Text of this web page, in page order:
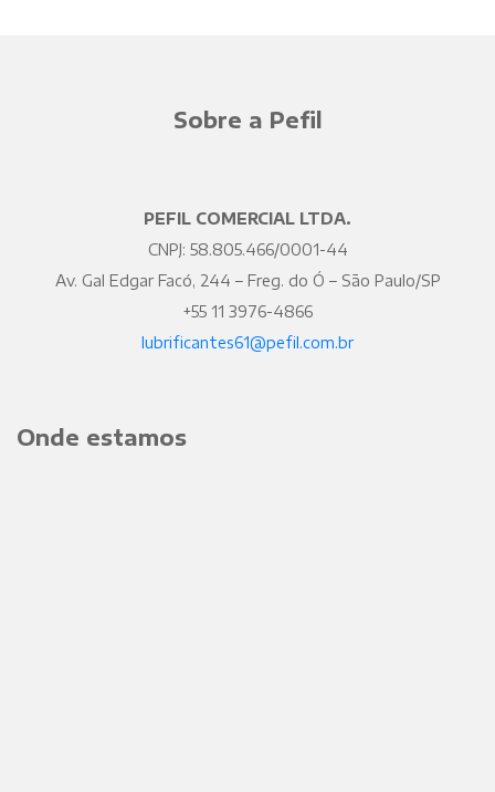
Sobre a Pefil
PEFIL COMERCIAL LTDA.
CNPJ: 58.805.466/0001-44
Av. Gal Edgar Facó, 244 – Freg. do Ó – São Paulo/SP
+55 11 3976-4866
lubrificantes61@pefil.com.br
Onde estamos